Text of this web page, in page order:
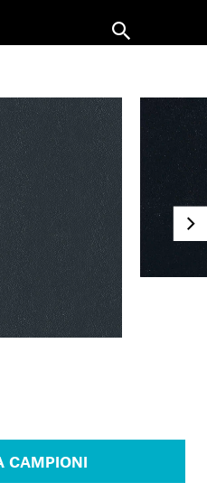
CAMPIONI